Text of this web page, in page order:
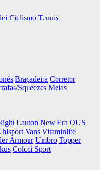
Ciclismo Tennis
Braçadeira Corretor
Squeezes Meias
Lauton New Era OUS
Vans Vitaminlife
Armour Umbro Topper
Colcci Sport